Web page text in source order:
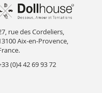
rue des Cordeliers,
Aix-en-Provence,
(0)4 42 69 93 72